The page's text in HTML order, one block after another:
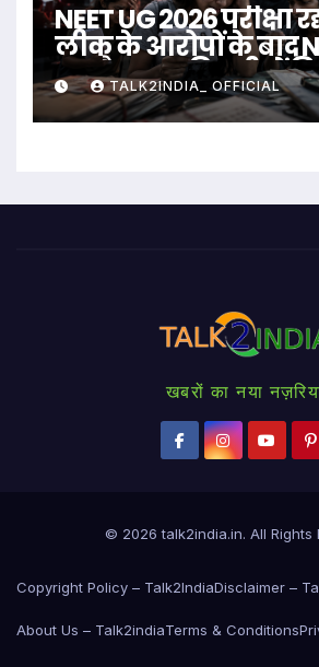
NEET UG 2026 परीक्षा
लीक के आरोपों के बाद
बड़ा फैसला, दिल्ली में
प्रदर्शनTALK2INDIA_ OFFICIAL
खबरों का नया
© 2026talk2india.in. All Rights
Copyright Policy – Talk2IndiaDisclaimer –
About Us – Talk2indiaTerms & Conditions